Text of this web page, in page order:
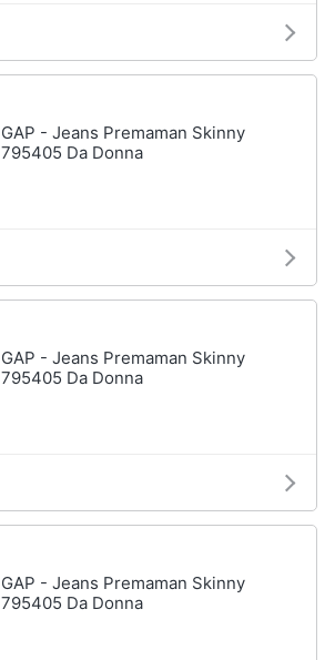
GAP - Jeans Premaman Skinny
795405 Da Donna
GAP - Jeans Premaman Skinny
795405 Da Donna
GAP - Jeans Premaman Skinny
795405 Da Donna